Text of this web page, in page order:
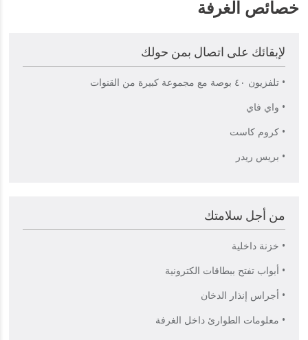
خصائص الغرفة
لإبقائك على اتصال بمن حولك
• تلفزيون ٤٠ بوصة مع مجموعة كبيرة من القنوات
• واي فاي
• كروم كاست
• بريس ريدر
من أجل سلامتك
• خزنة داخلية
• أبواب تفتح ببطاقات الكترونية
• أجراس إنذار الدخان
• معلومات الطوارئ داخل الغرفة